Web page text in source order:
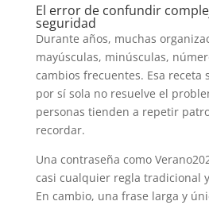
El error de confundir
seguridad
Durante años, muchas
mayúsculas, minúsculas,
cambios frecuentes. Esa receta
por sí sola no resuelve el
personas tienden a repetir
recordar.
Una contraseña como
casi cualquier regla tradicional
En cambio, una frase larga y